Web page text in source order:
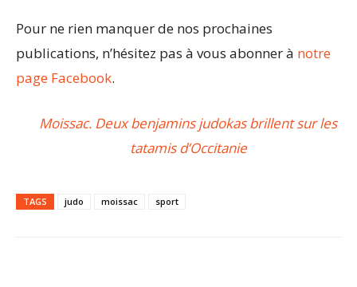
Pour ne rien manquer de nos prochaines
publications, n’hésitez pas à vous abonner à notre
page Facebook.
Moissac. Deux benjamins judokas brillent sur les
tatamis d’Occitanie
TAGS judo moissac sport